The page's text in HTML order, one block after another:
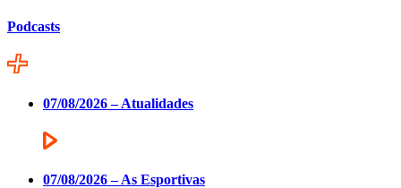
Podcasts
07/08/2026 – Atualidades
07/08/2026 – As Esportivas